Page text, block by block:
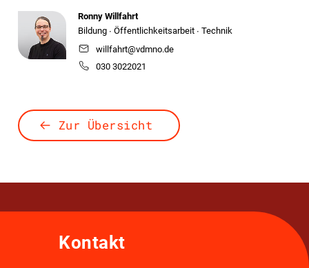
Ronny Willfahrt
Bildung ∙ Öffentlichkeitsarbeit ∙ Technik
willfahrt@vdmno.de
030 3022021
Zur Übersicht
Kontakt